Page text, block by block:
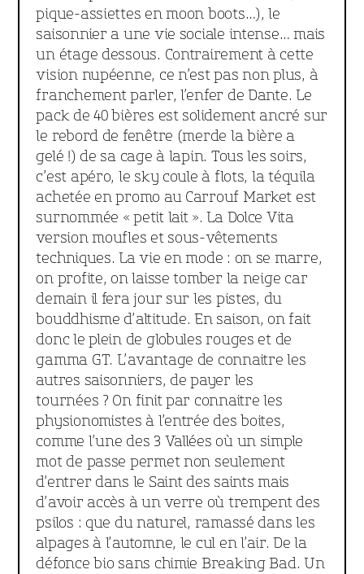
pique-assiettes en moon boots…), le
saisonnier a une vie sociale intense… mais
un étage dessous. Contrairement à cette
vision nupéenne, ce n’est pas non plus, à
franchement parler, l’enfer de Dante. Le
pack de 40 bières est solidement ancré sur
le rebord de fenêtre (merde la bière a
gelé !) de sa cage à lapin. Tous les soirs,
c’est apéro, le sky coule à flots, la téquila
achetée en promo au Carrouf Market est
surnommée « petit lait ». La Dolce Vita
version moufles et sous-vêtements
techniques. La vie en mode : on se marre,
on profite, on laisse tomber la neige car
demain il fera jour sur les pistes, du
bouddhisme d’altitude. En saison, on fait
donc le plein de globules rouges et de
gamma GT. L’avantage de connaitre les
autres saisonniers, de payer les
tournées ? On finit par connaitre les
physionomistes à l’entrée des boites,
comme l’une des 3 Vallées où un simple
mot de passe permet non seulement
d’entrer dans le Saint des saints mais
d’avoir accès à un verre où trempent des
psilos : que du naturel, ramassé dans les
alpages à l’automne, le cul en l’air. De la
défonce bio sans chimie Breaking Bad. Un